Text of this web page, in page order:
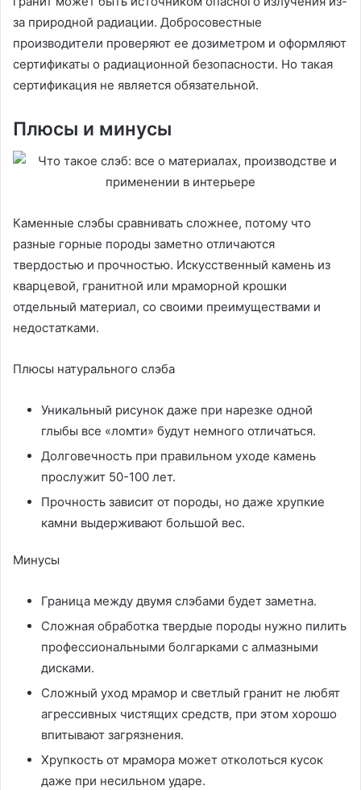
за природной радиации. Добросовестные
производители проверяют ее дозиметром и оформляют
сертификаты о радиационной безопасности. Но такая
сертификация не является обязательной.
Плюсы и минусы
Каменные слэбы сравнивать сложнее, потому что
разные горные породы заметно отличаются
твердостью и прочностью. Искусственный камень из
кварцевой, гранитной или мраморной крошки
отдельный материал, со своими преимуществами и
недостатками.
Плюсы натурального слэба
Уникальный рисунок даже при нарезке одной
глыбы все «ломти» будут немного отличаться.
Долговечность при правильном уходе камень
прослужит 50-100 лет.
Прочность зависит от породы, но даже хрупкие
камни выдерживают большой вес.
Минусы
Граница между двумя слэбами будет заметна.
Сложная обработка твердые породы нужно пилить
профессиональными болгарками с алмазными
дисками.
Сложный уход мрамор и светлый гранит не любят
агрессивных чистящих средств, при этом хорошо
впитывают загрязнения.
Хрупкость от мрамора может отколоться кусок
даже при несильном ударе.